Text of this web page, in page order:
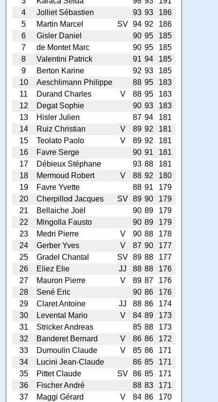
4
Jolliet Sébastien 93 93
186
5
Martin Marcel SV 94 92
186
6
Gisler Daniel 90 95
185
7
de Montet Marc 90 95
185
8
Valentini Patrick 91 94
185
9
Berton Karine 92 93
185
10
Aeschlimann Philippe 88 95
183
11
Durand Charles V 88 95
183
12
Degat Sophie 90 93
183
13
Hisler Julien 87 94
181
14
Ruiz Christian V 89 92
181
15
Teolato Paolo V 89 92
181
16
Favre Serge 90 91
181
17
Débieux Stéphane 93 88
181
18
Mermoud Robert V 88 92
180
19
Favre Yvette 88 91
179
20
Cherpillod Jacques SV 89 90
179
21
Bellaiche Joël 90 89
179
22
Mingolla Fausto 90 89
179
23
Medri Pierre V 90 88
178
24
Gerber Yves V 87 90
177
25
Gradel Chantal SV 89 88
177
26
Eliez Elie JJ 88 88
176
27
Mauron Pierre V 89 87
176
28
Sené Eric 90 86
176
29
Claret Antoine JJ 88 86
174
30
Levental Mario V 84 89
173
31
Stricker Andreas 85 88
173
32
Banderet Bernard V 86 86
172
33
Dumoulin Claude V 85 86
171
34
Lucini Jean-Claude 86 85
171
35
Pittet Claude SV 86 85
171
36
Fischer André 88 83
171
37
Maggi Gérard V 84 86
170